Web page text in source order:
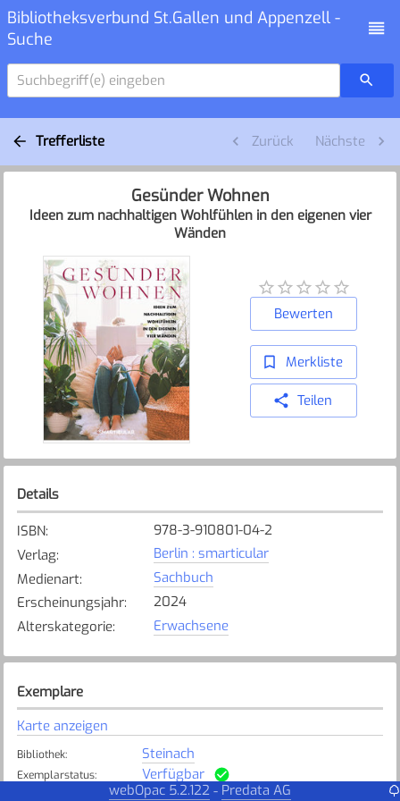
Bibliotheksverbund St.Gallen und Appenzell -
Suche
Suchbegriff(e) eingeben
Trefferliste Zurück Nächste
Gesünder Wohnen
Ideen zum nachhaltigen Wohlfühlen in den eigenen vier
Wänden
Bewerten
Merkliste
Teilen
Details
ISBN:
978-3-910801-04-2
Verlag:
Berlin : smarticular
Medienart:
Sachbuch
Erscheinungsjahr:
2024
Alterskategorie: Erwachsene
Exemplare
Karte anzeigen
Bibliothek: Steinach
Exemplarstatus:
Verfügbar
webOpac 5.2.122 - Predata AG